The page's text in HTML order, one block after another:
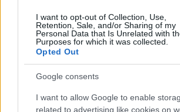
I want to opt-out of Collection, Use,
Retention, Sale, and/or Sharing of my
Personal Data that Is Unrelated with
Purposes for which it was collected.
Opted Out
Google consents
I want to allow Google to enable
related to advertising like cookies on
Viharfelhők gyülekeznek
és társai felett
számíthat